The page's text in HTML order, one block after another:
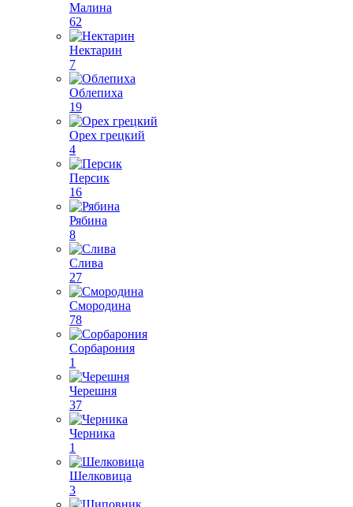
Малина
62
Нектарин
7
Облепиха
19
Орех грецкий
4
Персик
16
Рябина
8
Слива
27
Смородина
78
Сорбарония
1
Черешня
37
Черника
1
Шелковица
3